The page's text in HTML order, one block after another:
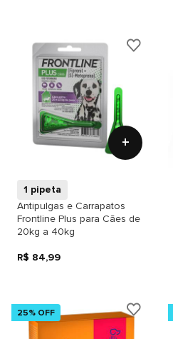
+
1 pipeta
Antipulgas e Carrapatos
Frontline Plus para Cães de
20kg a 40kg
R$ 84,99
25% OFF